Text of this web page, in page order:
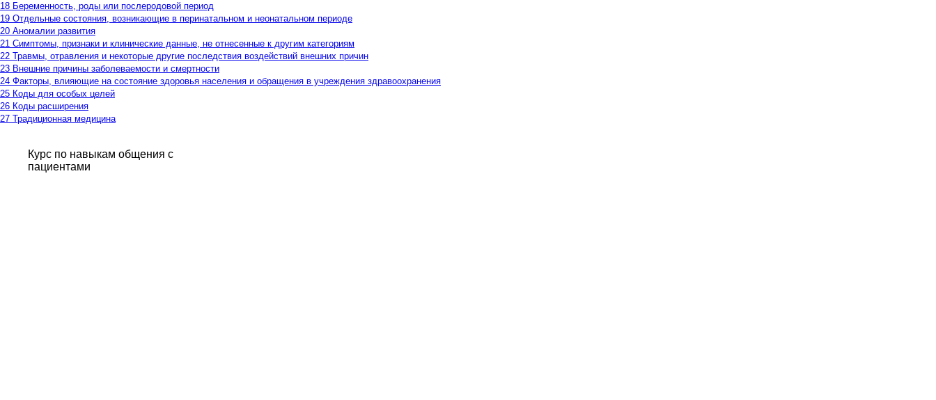
18 Беременность, роды или послеродовой период
19 Отдельные состояния, возникающие в перинатальном и неонатальном периоде
20 Аномалии развития
21 Симптомы, признаки и клинические данные, не отнесенные к другим категориям
22 Травмы, отравления и некоторые другие последствия воздействий внешних причин
23 Внешние причины заболеваемости и смертности
24 Факторы, влияющие на состояние здоровья населения и обращения в учреждения здравоохранения
25 Коды для особых целей
26 Коды расширения
27 Традиционная медицина
Курс по навыкам общения с
пациентами